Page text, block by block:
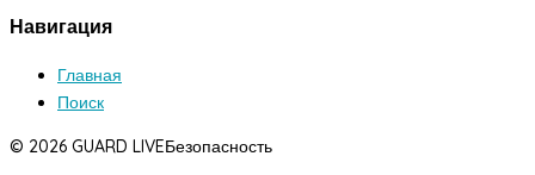
Навигация
Главная
Поиск
© 2026 GUARD LIVEБезопасность